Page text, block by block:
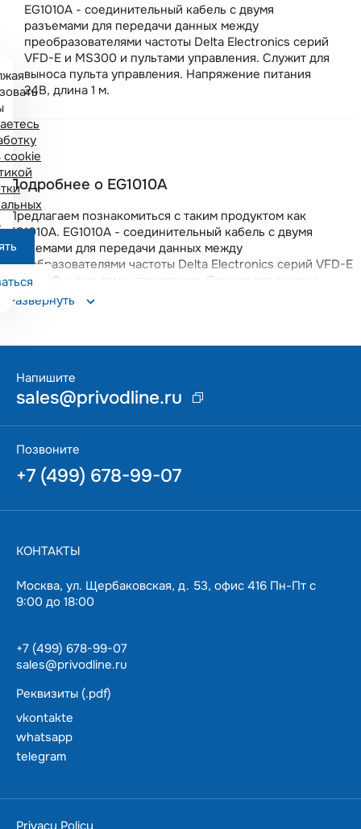
EG1010A - соединительный кабель с двумя
разъемами для передачи данных между
преобразователями частоты Delta Electronics серий
VFD-E и MS300 и пультами управления. Служит для
выноса пульта управления. Напряжение питания
24В, длина 1 м.
Подробнее о EG1010A
Предлагаем познакомиться с таким продуктом как
EG1010A. EG1010A - соединительный кабель с двумя
разъемами для передачи данных между
преобразователями частоты Delta Electronics серий VFD-E
и MS300 и пультами управления. Служит для выноса
пульта управления. Напряжение питания 24В, длина 1 м..
Предлагаем заказать EG1010A с бесплатной доставкой по
гарантией 18 месяцев. Данная позиция поддерживается
возникающие вопросы.
Развернуть
cookie
варианты решения.
Ценим ваше время — подберем и доставим в
Напишите
sales@privodline.ru
Позвоните
+7 (499) 678-99-07
КОНТАКТЫ
Москва, ул. Щербаковская, д. 53, офис 416 Пн-Пт с
9:00 до 18:00
+7 (499) 678-99-07
sales@privodline.ru
Реквизиты (.pdf)
vkontakte
whatsapp
telegram
Privacy Policy